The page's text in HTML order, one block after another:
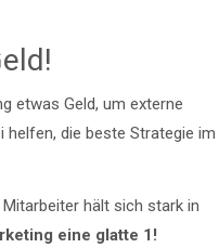
etwas Geld, um externe
helfen, die beste Strategie im
hält sich stark in
eine glatte 1!